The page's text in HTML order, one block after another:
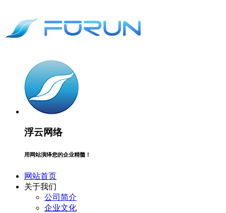
浮云网络
用网站演绎您的企业精髓！
网站首页
关于我们
公司简介
企业文化